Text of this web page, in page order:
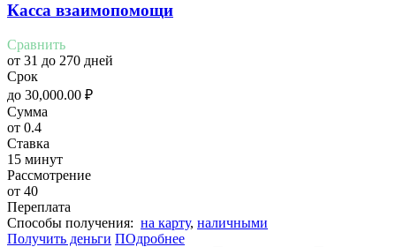
Касса взаимопомощи
Сравнить
от 31 до 270 дней
Срок
до 30,000.00 ₽
Сумма
от 0.4
Ставка
15 минут
Рассмотрение
от 40
Переплата
Cпособы получения: на карту, наличными
Получить деньги ПОдробнее